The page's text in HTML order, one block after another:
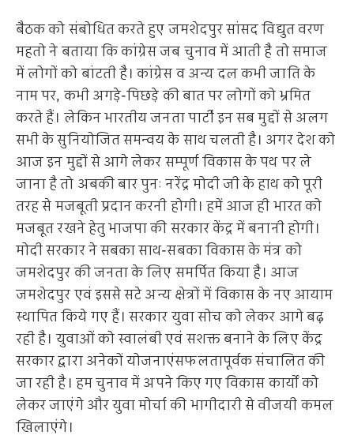
बैठक को संबोधित करते हुए जमशेदपुर सांसद विद्युत वरण
महतो ने बताया कि कांग्रेस जब चुनाव में आती है तो समाज
में लोगों को बांटती है। कांग्रेस व अन्य दल कभी जाति के
नाम पर, कभी अगड़े-पिछड़े की बात पर लोगों को भ्रमित
करते हैं। लेकिन भारतीय जनता पार्टी इन सब मुद्दों से अलग
सभी के सुनियोजित समन्वय के साथ चलती है। अगर देश को
आज इन मुद्दों से आगे लेकर सम्पूर्ण विकास के पथ पर ले
जाना है तो अबकी बार पुनः नरेंद्र मोदी जी के हाथ को पूरी
तरह से मजबूती प्रदान करनी होगी। हमें आज ही भारत को
मजबूत रखने हेतु भाजपा की सरकार केंद्र में बनानी होगी।
मोदी सरकार ने सबका साथ-सबका विकास के मंत्र को
जमशेदपुर की जनता के लिए समर्पित किया है। आज
जमशेदपुर एवं इससे सटे अन्य क्षेत्रों में विकास के नए आयाम
स्थापित किये गए हैं। सरकार युवा सोच को लेकर आगे बढ़
रही है। युवाओं को स्वालंबी एवं सशक्त बनाने के लिए केंद्र
सरकार द्वारा अनेकों योजनाएंसफलतापूर्वक संचालित की
जा रही है। हम चुनाव में अपने किए गए विकास कार्यों को
लेकर जाएंगे और युवा मोर्चा की भागीदारी से वीजयी कमल
खिलाएंगे।